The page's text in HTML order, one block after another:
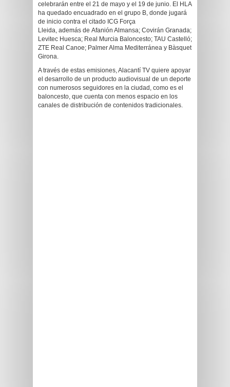
celebrarán entre el 21 de mayo y el 19 de junio. El HLA
ha quedado encuadrado en el grupo B, donde jugará
de inicio contra el citado ICG Força
Lleida, además de Afanión Almansa; Covirán Granada;
Levitec Huesca; Real Murcia Baloncesto; TAU Castelló;
ZTE Real Canoe; Palmer Alma Mediterránea y Bàsquet
Girona.
A través de estas emisiones, Alacantí TV quiere apoyar
el desarrollo de un producto audiovisual de un deporte
con numerosos seguidores en la ciudad, como es el
baloncesto, que cuenta con menos espacio en los
canales de distribución de contenidos tradicionales.